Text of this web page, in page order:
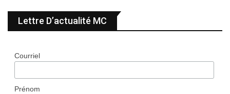
Lettre D’actualité MC
Courriel
Prénom